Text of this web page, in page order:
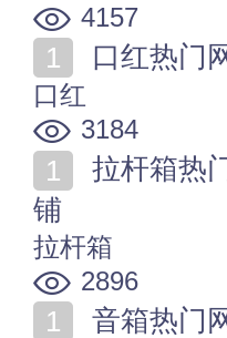
4157
口红热门
口红
3184
铺
拉杆箱
2896
音箱热门